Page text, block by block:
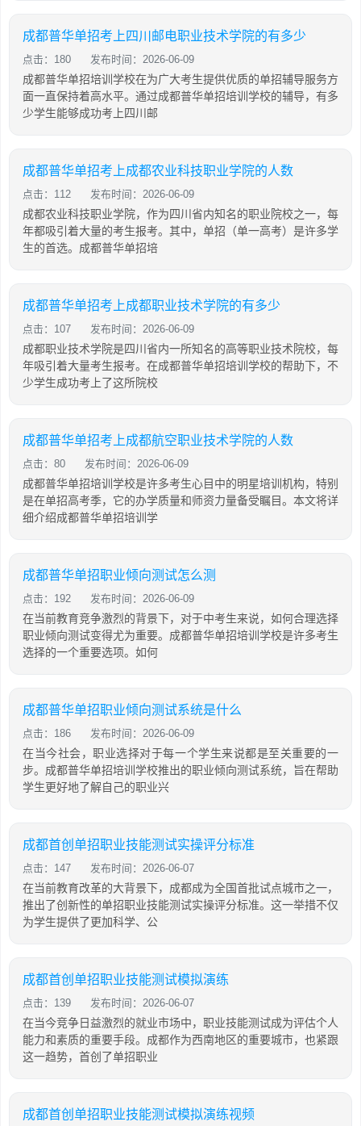
成都普华单招考上四川邮电职业技术学院的有多少
点击：180 发布时间：2026-06-09
成都普华单招培训学校在为广大考生提供优质的单招辅导服务方
面一直保持着高水平。通过成都普华单招培训学校的辅导，有多
少学生能够成功考上四川邮
成都普华单招考上成都农业科技职业学院的人数
点击：112 发布时间：2026-06-09
成都农业科技职业学院，作为四川省内知名的职业院校之一，每
年都吸引着大量的考生报考。其中，单招（单一高考）是许多学
生的首选。成都普华单招培
成都普华单招考上成都职业技术学院的有多少
点击：107 发布时间：2026-06-09
成都职业技术学院是四川省内一所知名的高等职业技术院校，每
年吸引着大量考生报考。在成都普华单招培训学校的帮助下，不
少学生成功考上了这所院校
成都普华单招考上成都航空职业技术学院的人数
点击：80 发布时间：2026-06-09
成都普华单招培训学校是许多考生心目中的明星培训机构，特别
是在单招高考季，它的办学质量和师资力量备受瞩目。本文将详
细介绍成都普华单招培训学
成都普华单招职业倾向测试怎么测
点击：192 发布时间：2026-06-09
在当前教育竞争激烈的背景下，对于中考生来说，如何合理选择
职业倾向测试变得尤为重要。成都普华单招培训学校是许多考生
选择的一个重要选项。如何
成都普华单招职业倾向测试系统是什么
点击：186 发布时间：2026-06-09
在当今社会，职业选择对于每一个学生来说都是至关重要的一
步。成都普华单招培训学校推出的职业倾向测试系统，旨在帮助
学生更好地了解自己的职业兴
成都首创单招职业技能测试实操评分标准
点击：147 发布时间：2026-06-07
在当前教育改革的大背景下，成都成为全国首批试点城市之一，
推出了创新性的单招职业技能测试实操评分标准。这一举措不仅
为学生提供了更加科学、公
成都首创单招职业技能测试模拟演练
点击：139 发布时间：2026-06-07
在当今竞争日益激烈的就业市场中，职业技能测试成为评估个人
能力和素质的重要手段。成都作为西南地区的重要城市，也紧跟
这一趋势，首创了单招职业
成都首创单招职业技能测试模拟演练视频